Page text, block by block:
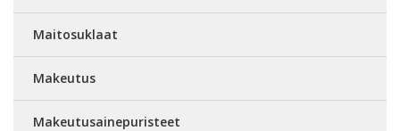
Maitosuklaat
Makeutus
Makeutusainepuristeet